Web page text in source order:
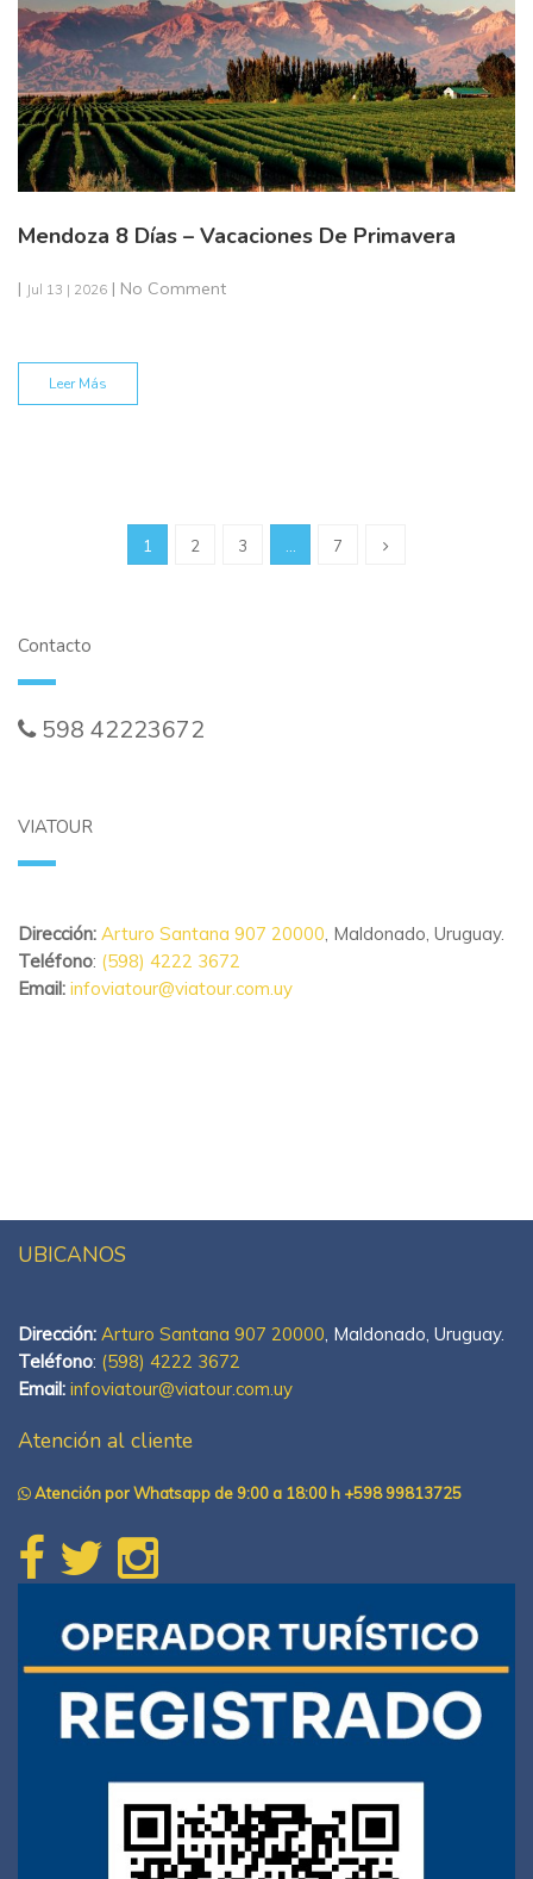
Mendoza 8 Días – Vacaciones De Primavera
| Jul 13 | 2026 | No Comment
Leer Más
1 2 3 7
Contacto
598 42223672
VIATOUR
Dirección: Arturo Santana 907 20000, Maldonado, Uruguay.
Teléfono: (598) 4222 3672
Email: infoviatour@viatour.com.uy
UBICANOS
Dirección: Arturo Santana 907 20000, Maldonado, Uruguay.
Teléfono: (598) 4222 3672
Email: infoviatour@viatour.com.uy
Atención al cliente
Atención por Whatsapp de 9:00 a 18:00 h +598 99813725